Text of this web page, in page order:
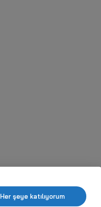
Her şeye katılıyorum